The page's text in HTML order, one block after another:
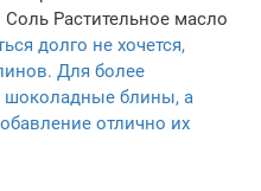
Соль Растительное масло
долго не хочется,
Для более
шоколадные блины, а
отлично их